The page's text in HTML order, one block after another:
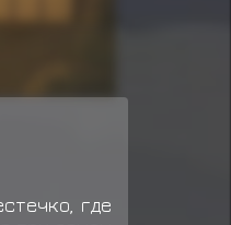
где